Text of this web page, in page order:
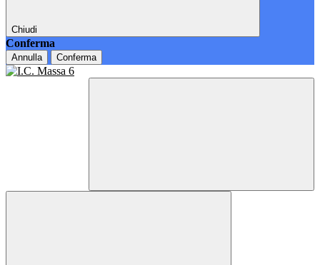
Chiudi
Conferma
Annulla Conferma